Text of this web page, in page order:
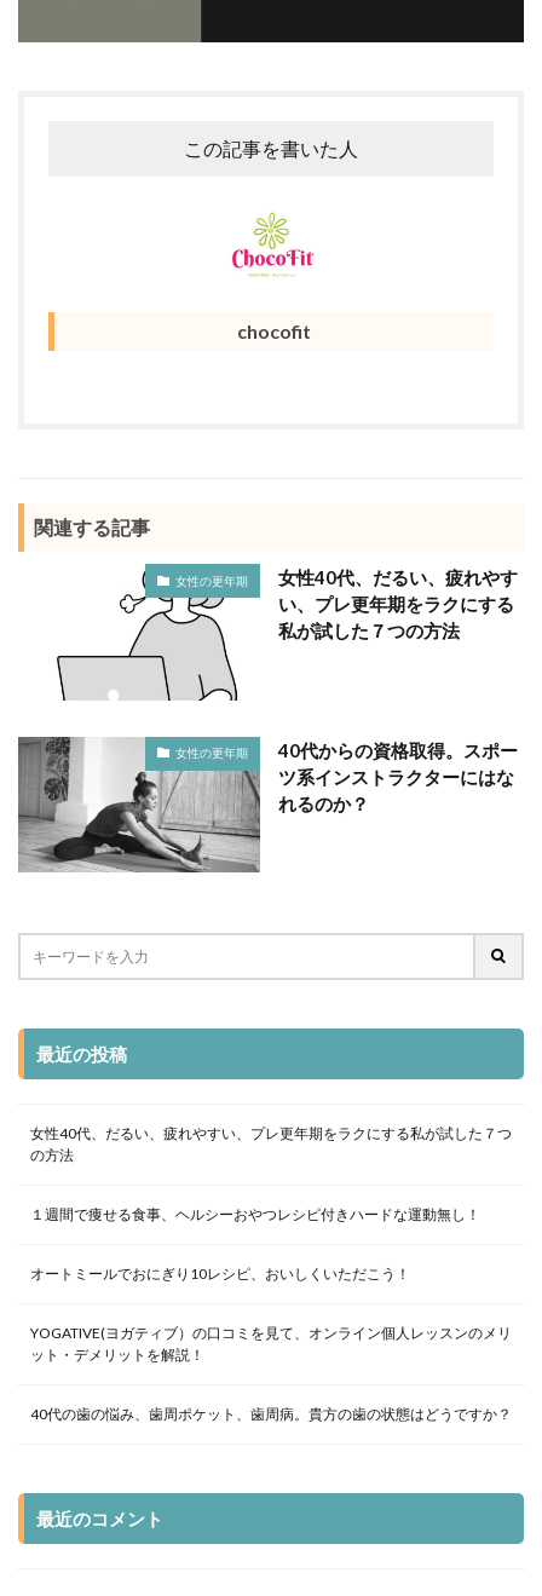
この記事を書いた人
chocofit
関連する記事
女性の更年期
女性40代、だるい、疲れやす
い、プレ更年期をラクにする
私が試した７つの方法
女性の更年期
40代からの資格取得。スポー
ツ系インストラクターにはな
れるのか？
最近の投稿
女性40代、だるい、疲れやすい、プレ更年期をラクにする私が試した７つ
の方法
１週間で痩せる食事、ヘルシーおやつレシピ付きハードな運動無し！
オートミールでおにぎり10レシピ、おいしくいただこう！
YOGATIVE(ヨガティブ）の口コミを見て、オンライン個人レッスンのメリ
ット・デメリットを解説！
40代の歯の悩み、歯周ポケット、歯周病。貴方の歯の状態はどうですか？
最近のコメント